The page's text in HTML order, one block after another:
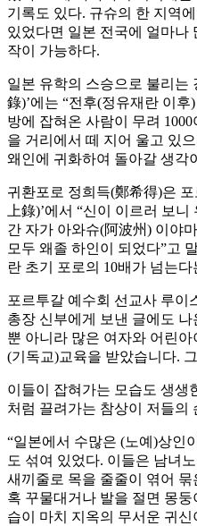
기록도 있다. 규슈의 한 지역
있었다면 일본 전국에 얼마나
작이 가능하다.
일본 유학의 스승으로 불리는
錄)’에는 “전후(정유재란 이후
방에 잡혀온 사람이 무려
을 거리에서 떼 지어 울고 있
왜인에 귀화하여 돌아갈 생각
귀환포로 정희득(鄭希得)은
上錄)’에서 “신이 이르러 보
간 자가 아와슈(阿波州) 이야
모두 왜졸 하인이 되었다”고
란 초기 포로의 10배가 넘는
포르투갈 예수회 선교사 루이
총장 신부에게 보낸 글에도
뿐 아니라 많은 여자와 어린아
(기독교)교육을 받았습니다.
이들이 잡혀가는 모습도 생생
처럼 끌려가는 참상이 저들의
“일본에서 수많은 (노예)상인
도 섞여 있었다. 이들은 남녀
새끼줄로 목을 줄줄이 엮어
혹 꾸물대거나 발을 절면 몽
습이 마치 지옥의 무서운 귀